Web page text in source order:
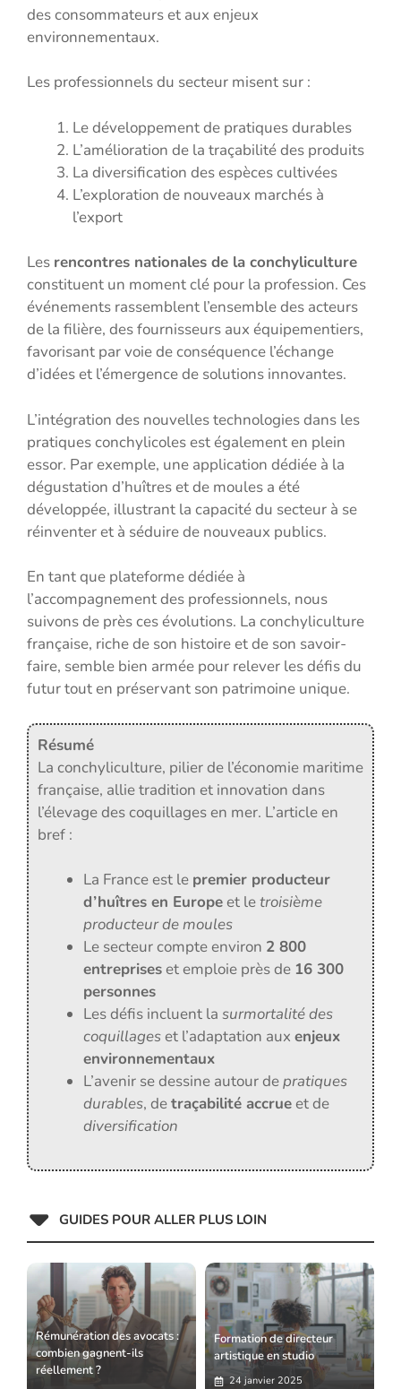
des consommateurs et aux enjeux
environnementaux.
Les professionnels du secteur misent sur :
Le développement de pratiques durables
L’amélioration de la traçabilité des produits
La diversification des espèces cultivées
L’exploration de nouveaux marchés à
l’export
Les rencontres nationales de la conchyliculture
constituent un moment clé pour la profession. Ces
événements rassemblent l’ensemble des acteurs
de la filière, des fournisseurs aux équipementiers,
favorisant par voie de conséquence l’échange
d’idées et l’émergence de solutions innovantes.
L’intégration des nouvelles technologies dans les
pratiques conchylicoles est également en plein
essor. Par exemple, une application dédiée à la
dégustation d’huîtres et de moules a été
développée, illustrant la capacité du secteur à se
réinventer et à séduire de nouveaux publics.
En tant que plateforme dédiée à
l’accompagnement des professionnels, nous
suivons de près ces évolutions. La conchyliculture
française, riche de son histoire et de son savoir-
faire, semble bien armée pour relever les défis du
futur tout en préservant son patrimoine unique.
Résumé
La conchyliculture, pilier de l’économie maritime
française, allie tradition et innovation dans
l’élevage des coquillages en mer. L’article en
bref :
La France est le premier producteur
d’huîtres en Europeet letroisième
producteur de moules
Le secteur compte environ 2 800
entrepriseset emploie près de 16 300
personnes
Les défis incluent la surmortalité des
coquillageset l’adaptation aux enjeux
environnementaux
L’avenir se dessine autour depratiques
durables, detraçabilité accrueet de
diversification
GUIDES POUR ALLER PLUS LOIN
Rémunération des avocats :
combien gagnent-ils
réellement ?
Formation de directeur
artistique en studio
24 janvier 2025